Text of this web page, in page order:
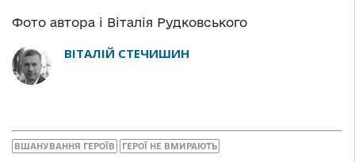
Фото автора і Віталія Рудковського
ВІТАЛІЙ СТЕЧИШИН
ВШАНУВАННЯ ГЕРОЇВ ГЕРОЇ НЕ ВМИРАЮТЬ